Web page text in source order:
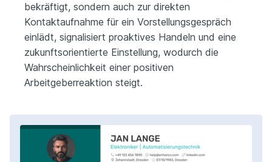
bekräftigt, sondern auch zur direkten
Kontaktaufnahme für ein Vorstellungsgespräch
einlädt, signalisiert proaktives Handeln und eine
zukunftsorientierte Einstellung, wodurch die
Wahrscheinlichkeit einer positiven
Arbeitgeberreaktion steigt.